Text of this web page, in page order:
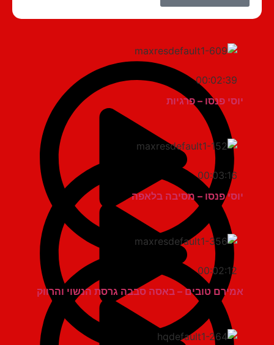
00:02:39
יוסי פנסו – פרגיות
00:03:16
יוסי פנסו – מסיבה בלאפה
00:02:12
אמירם טובים – באסה סבבה גרסת הנשוי והרווק